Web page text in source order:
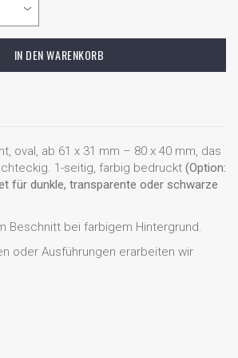
oval, ab 61 x 31 mm – 80 x 40 mm, das
1-seitig, farbig bedruckt (Option:
für dunkle, transparente oder schwarze
Beschnitt bei farbigem Hintergrund.
oder Ausführungen erarbeiten wir